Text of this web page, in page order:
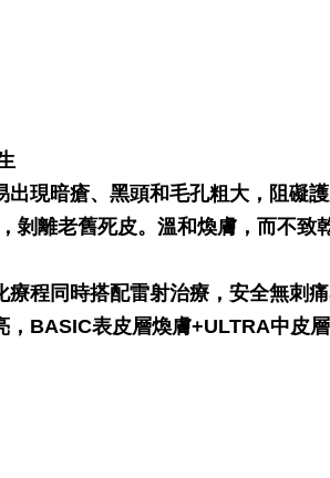
出現暗瘡、黑頭和毛孔粗大，阻礙
剝離老舊死皮。溫和煥膚，而不致
程同時搭配雷射治療，安全無刺
BASIC表皮層煥膚+ULTRA中皮層